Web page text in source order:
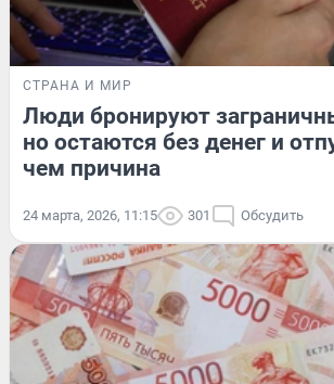
СТРАНА И МИР
Люди бронируют
но остаются без денег и
чем причина
24 марта, 2026, 11:15 301 Обсудить